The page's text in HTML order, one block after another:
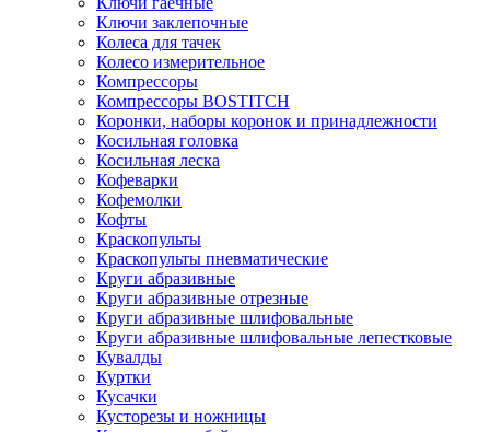
Ключи заклепочные
Колеса для тачек
Колесо измерительное
Компрессоры
Компрессоры BOSTITCH
Коронки, наборы коронок и принадлежности
Косильная головка
Косильная леска
Кофеварки
Кофемолки
Кофты
Краскопульты
Краскопульты пневматические
Круги абразивные
Круги абразивные отрезные
Круги абразивные шлифовальные
Круги абразивные шлифовальные лепестковые
Кувалды
Куртки
Кусачки
Кусторезы и ножницы